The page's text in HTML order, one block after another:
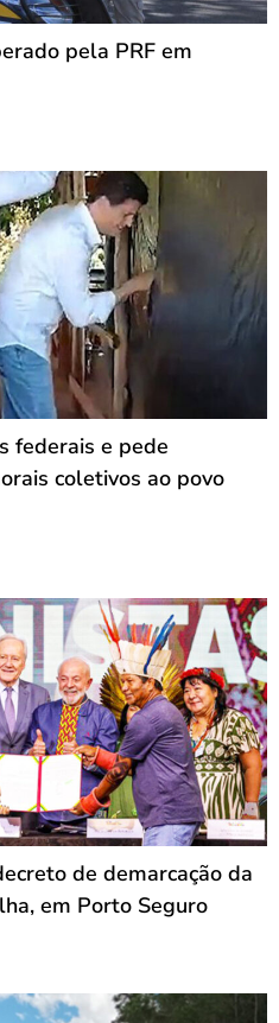
pela PRF em
federais e pede
coletivos ao povo
de demarcação da
em Porto Seguro